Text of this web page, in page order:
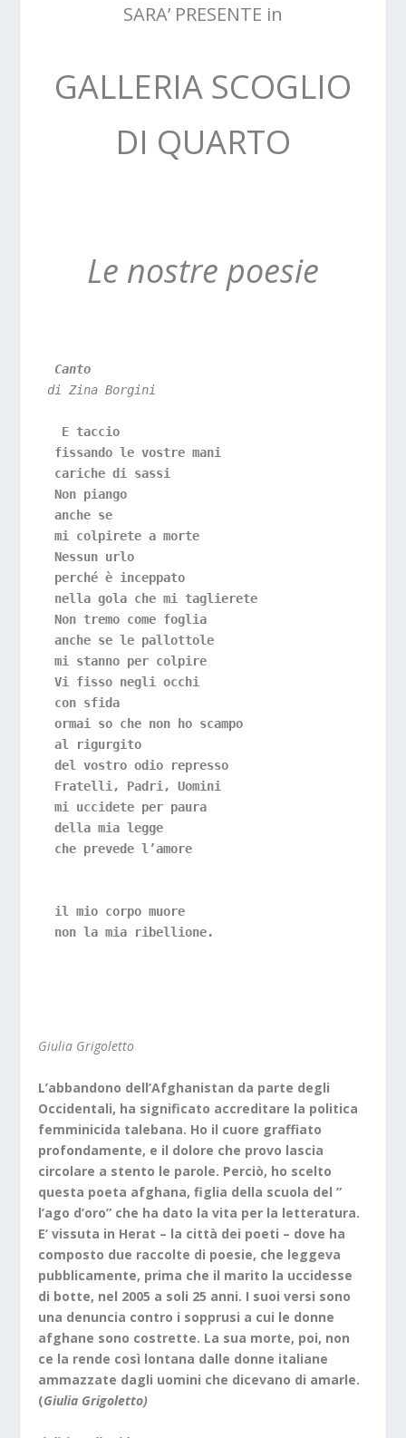
SARA’ PRESENTE in
GALLERIA SCOGLIO
DI QUARTO
Le nostre poesie
Canto
di Zina Borgini
E taccio
fissando le vostre mani
cariche di sassi
Non piango
anche se
mi colpirete a morte
Nessun urlo
perché è inceppato
nella gola che mi taglierete
Non tremo come foglia
anche se le pallottole
mi stanno per colpire
Vi fisso negli occhi
con sfida
ormai so che non ho scampo
al rigurgito
del vostro odio represso
Fratelli, Padri, Uomini
mi uccidete per paura
della mia legge
che prevede l’amore
il mio corpo muore
non la mia ribellione.
Giulia Grigoletto
L’abbandono dell’Afghanistan da parte degli
Occidentali, ha significato accreditare la politica
femminicida talebana. Ho il cuore graffiato
profondamente, e il dolore che provo lascia
circolare a stento le parole. Perciò, ho scelto
questa poeta afghana, figlia della scuola del ”
l’ago d’oro” che ha dato la vita per la letteratura.
E’ vissuta in Herat – la città dei poeti – dove ha
composto due raccolte di poesie, che leggeva
pubblicamente, prima che il marito la uccidesse
di botte, nel 2005 a soli 25 anni. I suoi versi sono
una denuncia contro i sopprusi a cui le donne
afghane sono costrette. La sua morte, poi, non
ce la rende così lontana dalle donne italiane
ammazzate dagli uomini che dicevano di amarle.
(Giulia Grigoletto)